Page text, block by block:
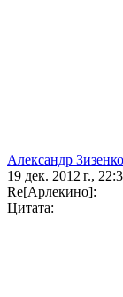
Александр
19 дек. 2012 г.,
Re[Арлекино]:
Цитата: